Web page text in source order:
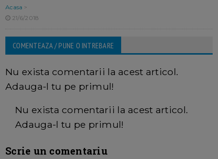
Acasa >
21/6/2018
COMENTEAZA / PUNE O INTREBARE
Nu exista comentarii la acest articol.
Adauga-l tu pe primul!
Nu exista comentarii la acest articol.
Adauga-l tu pe primul!
Scrie un comentariu